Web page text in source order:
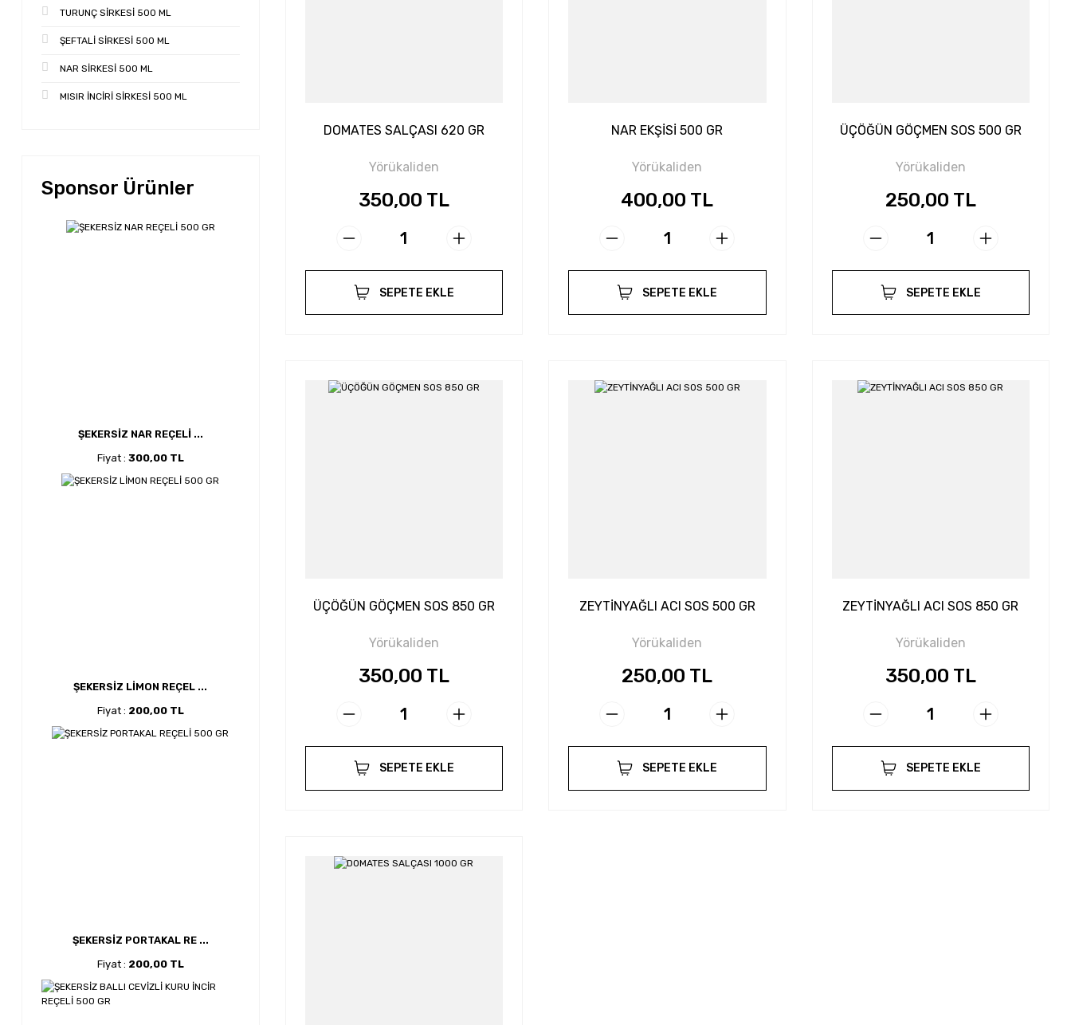
TURUNÇ SİRKESİ 500 ML
ŞEFTALİ SİRKESİ 500 ML
NAR SİRKESİ 500 ML
MISIR İNCİRİ SİRKESİ 500 ML
Sponsor Ürünler
ŞEKERSİZ NAR REÇELİ ...
Fiyat : 300,00 TL
ŞEKERSİZ LİMON REÇEL ...
Fiyat : 200,00 TL
ŞEKERSİZ PORTAKAL RE ...
Fiyat : 200,00 TL
DOMATES SALÇASI 620 GR
Yörükaliden
350,00 TL
SEPETE EKLE
NAR EKŞİSİ 500 GR
Yörükaliden
400,00 TL
SEPETE EKLE
ÜÇÖĞÜN GÖÇMEN SOS 500 GR
Yörükaliden
250,00 TL
SEPETE EKLE
ÜÇÖĞÜN GÖÇMEN SOS 850 GR
Yörükaliden
350,00 TL
SEPETE EKLE
ZEYTİNYAĞLI ACI SOS 500 GR
Yörükaliden
250,00 TL
SEPETE EKLE
ZEYTİNYAĞLI ACI SOS 850 GR
Yörükaliden
350,00 TL
SEPETE EKLE